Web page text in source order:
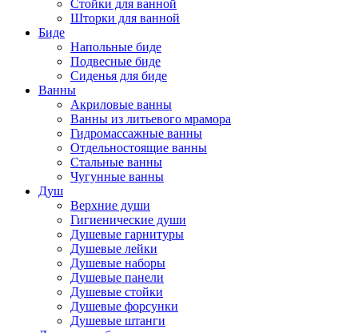
Стойки для ванной
Шторки для ванной
Биде
Напольные биде
Подвесные биде
Сиденья для биде
Ванны
Акриловые ванны
Ванны из литьевого мрамора
Гидромассажные ванны
Отдельностоящие ванны
Стальные ванны
Чугунные ванны
Душ
Верхние души
Гигиенические души
Душевые гарнитуры
Душевые лейки
Душевые наборы
Душевые панели
Душевые стойки
Душевые форсунки
Душевые штанги